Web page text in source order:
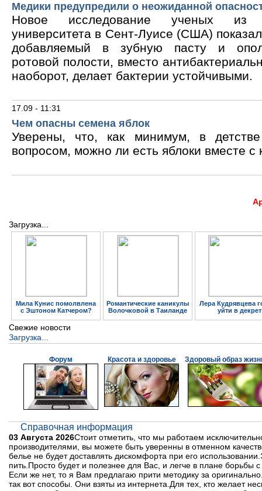
Медики предупредили о неожиданной
Новое исследование ученых из
университета в Сент-Луисе (США)
добавляемый в зубную пасту и
ротовой полости, вместо
наоборот, делает бактерии устойчивыми.
17.09 - 11:31
Чем опасны семена яблок
Уверены, что, как минимум, в
вопросом, можно ли есть яблоки вместе с
Загрузка...
Мила Кунис помолвлена
с Эштоном Катчером?
Романтические каникулы
Волочковой в Таиланде
Лера Кудрявцева
уйти в декрет
Свежие новости
Загрузка...
Форум Красота и здоровье Здоровый образ
Справочная информация
03 Августа 2026Стоит отметить, что мы работаем
производителями, вы можете быть уверенны в отменном
белье не будет доставлять дискомфорта при его
пить.Просто будет и полезнее для Вас, и легче в плане
Если же нет, то я Вам предлагаю прити методику за
так вот способы. Они взяты из интернета.Для тех, кто желает